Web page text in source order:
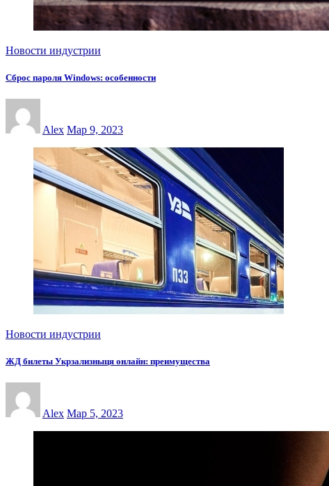
Новости индустрии
Сброс пароля Windows: особенности
Alex Мар 9, 2023
Новости индустрии
ЖД билеты Укрзализныця онлайн: преимущества
Alex Мар 5, 2023